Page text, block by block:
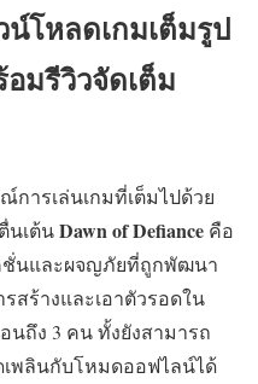
น์โหลดเกมเต็มรูป
มรีวิวจัดเต็ม
ารเล่นเกมที่เต็มไปด้วย
นเต้นDawn of Defiance คือ
ชั่นและผจญภัยที่ถูกพัฒนา
สร้างและเอาตัวรอดใน
ถึง 3 คน ทั้งยังสามารถ
พลินกับโหมดออฟไลน์ได้